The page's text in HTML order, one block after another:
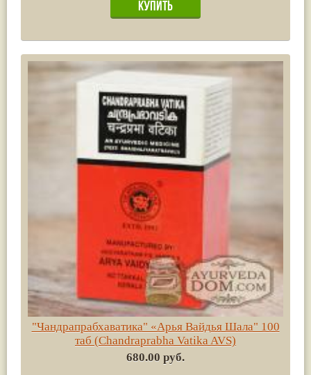
"Чандрапрабхаватика" «Арья Вайдья Шала" 100
таб (Chandraprabha Vatika AVS)
680.00 руб.